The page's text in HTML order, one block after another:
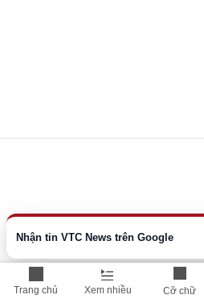
Trang chủ Xem nhiều Cỡ chữ
Nhận tin VTC News trên Google